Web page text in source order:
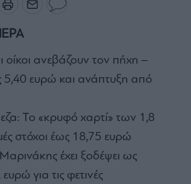
οίκοι ανεβάζουν τον πήχη –
5,40 ευρώ και ανάπτυξη από
Το «κρυφό χαρτί» των 1,8
στόχοι έως 18,75 ευρώ
έχει ξοδέψει ως
για τις φετινές